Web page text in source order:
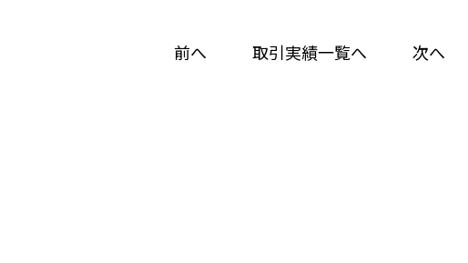
前へ 取引実績一覧へ 次へ